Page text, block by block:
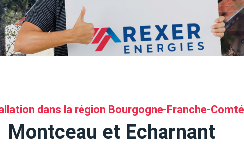
dans la région Bourgogne-Franche-Comté
Montceau et Echarnant